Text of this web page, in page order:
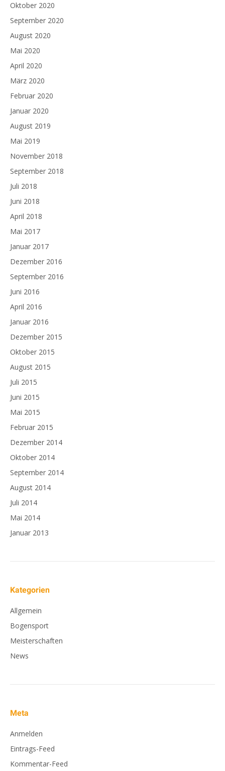
Oktober 2020
September 2020
August 2020
Mai 2020
April 2020
März 2020
Februar 2020
Januar 2020
August 2019
Mai 2019
November 2018
September 2018
Juli 2018
Juni 2018
April 2018
Mai 2017
Januar 2017
Dezember 2016
September 2016
Juni 2016
April 2016
Januar 2016
Dezember 2015
Oktober 2015
August 2015
Juli 2015
Juni 2015
Mai 2015
Februar 2015
Dezember 2014
Oktober 2014
September 2014
August 2014
Juli 2014
Mai 2014
Januar 2013
Kategorien
Allgemein
Bogensport
Meisterschaften
News
Meta
Anmelden
Eintrags-Feed
Kommentar-Feed